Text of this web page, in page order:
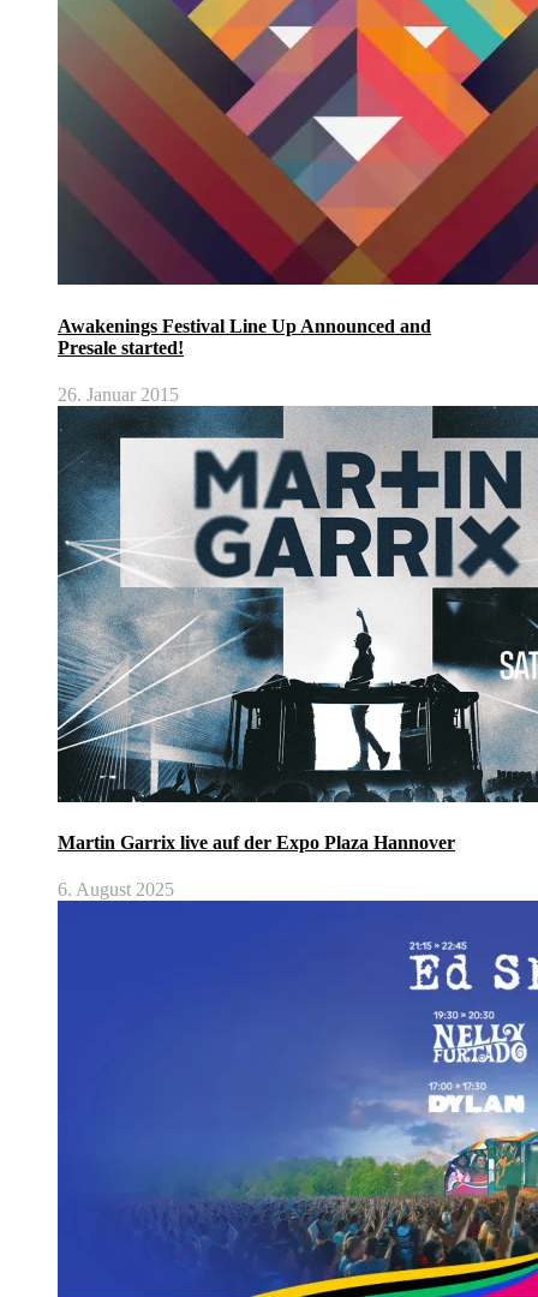
Awakenings Festival Line Up Announced and
Presale started!
26. Januar 2015
Martin Garrix live auf der Expo Plaza Hannover
6. August 2025